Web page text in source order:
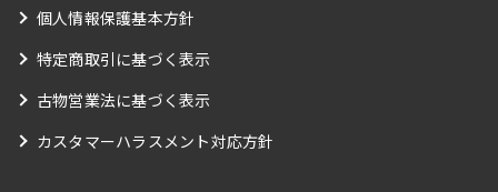
個人情報保護基本方針
特定商取引に基づく表示
古物営業法に基づく表示
カスタマーハラスメント対応方針